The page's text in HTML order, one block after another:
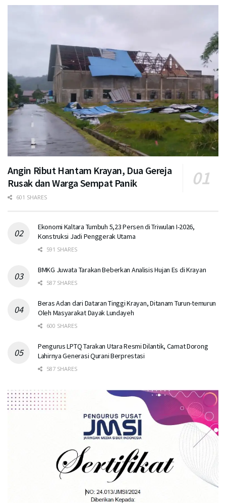
Angin Ribut Hantam Krayan, Dua Gereja
Rusak dan Warga Sempat Panik
601 SHARES
Ekonomi Kaltara Tumbuh 5,23 Persen di Triwulan I-2026,
Konstruksi Jadi Penggerak Utama
591 SHARES
BMKG Juwata Tarakan Beberkan Analisis Hujan Es di Krayan
587 SHARES
Beras Adan dari Dataran Tinggi Krayan, Ditanam Turun-temurun
Oleh Masyarakat Dayak Lundayeh
600 SHARES
Pengurus LPTQ Tarakan Utara Resmi Dilantik, Camat Dorong
Lahirnya Generasi Qurani Berprestasi
587 SHARES